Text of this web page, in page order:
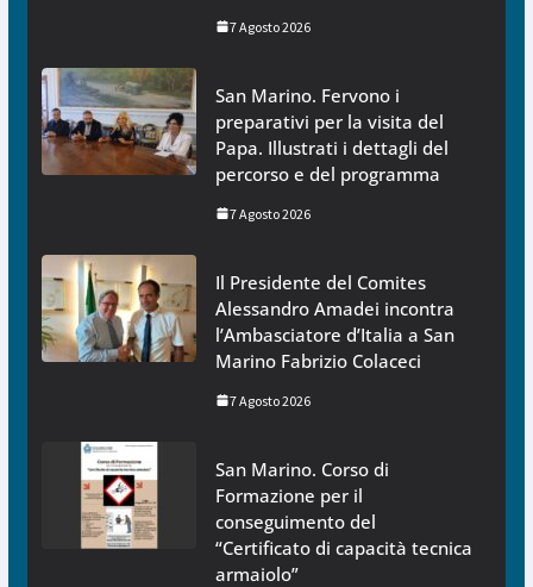
7 Agosto 2026
San Marino. Fervono i
preparativi per la visita del
Papa. Illustrati i dettagli del
percorso e del programma
7 Agosto 2026
Il Presidente del Comites
Alessandro Amadei incontra
l’Ambasciatore d’Italia a San
Marino Fabrizio Colaceci
7 Agosto 2026
San Marino. Corso di
Formazione per il
conseguimento del
“Certificato di capacità tecnica
armaiolo”